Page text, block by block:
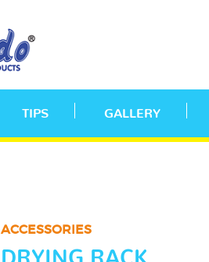
TIPS GALLERY
ACCESSORIES
DRYING RACK